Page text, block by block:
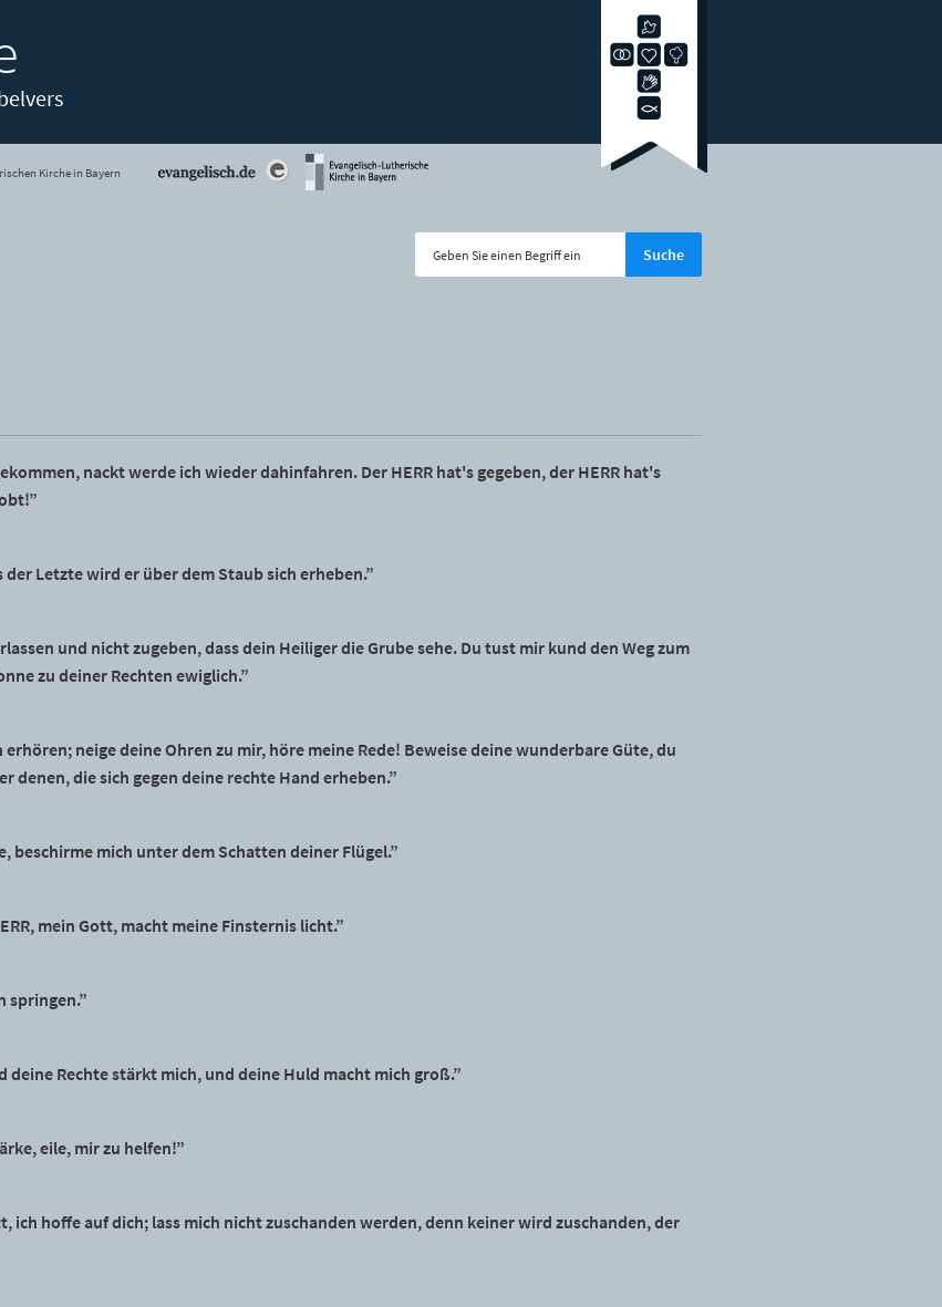
Kirche in Bayern
nackt werde ich wieder dahinfahren. Der HERR hat's gegeben, der HERR hat's
Letzte wird er über dem Staub sich erheben.”
und nicht zugeben, dass dein Heiliger die Grube sehe. Du tust mir kund den Weg zum
zu deiner Rechten ewiglich.”
neige deine Ohren zu mir, höre meine Rede! Beweise deine wunderbare Güte, du
denen, die sich gegen deine rechte Hand erheben.”
beschirme mich unter dem Schatten deiner Flügel.”
mein Gott, macht meine Finsternis licht.”
springen.”
deine Rechte stärkt mich, und deine Huld macht mich groß.”
eile, mir zu helfen!”
ich hoffe auf dich; lass mich nicht zuschanden werden, denn keiner wird zuschanden, der